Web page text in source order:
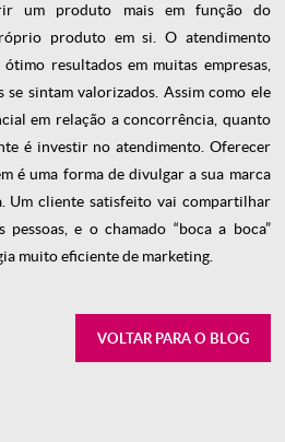
um produto mais em função do
produto em si. O atendimento
resultados em muitas empresas,
sintam valorizados. Assim como ele
em relação a concorrência, quanto
é investir no atendimento. Oferecer
é uma forma de divulgar a sua marca
Um cliente satisfeito vai compartilhar
e o chamado “boca a boca”
muito eficiente de marketing.
VOLTAR PARA O BLOG